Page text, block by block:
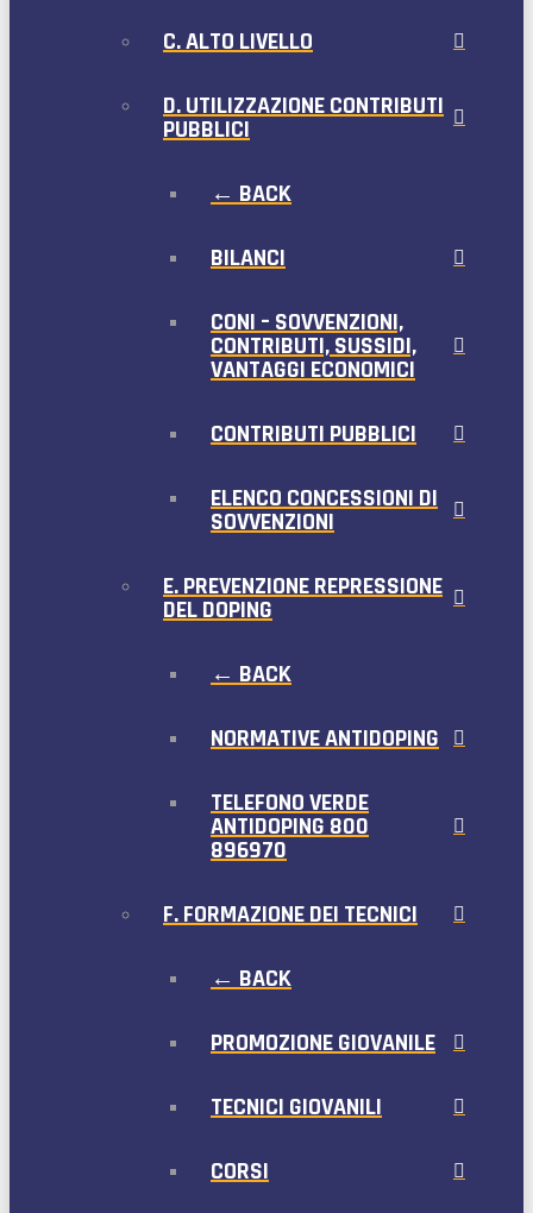
C. ALTO LIVELLO
D. UTILIZZAZIONE CONTRIBUTI
PUBBLICI
← BACK
BILANCI
CONI – SOVVENZIONI,
CONTRIBUTI, SUSSIDI,
VANTAGGI ECONOMICI
CONTRIBUTI PUBBLICI
ELENCO CONCESSIONI DI
SOVVENZIONI
E. PREVENZIONE REPRESSIONE
DEL DOPING
← BACK
NORMATIVE ANTIDOPING
TELEFONO VERDE
ANTIDOPING 800
896970
F. FORMAZIONE DEI TECNICI
← BACK
PROMOZIONE GIOVANILE
TECNICI GIOVANILI
CORSI